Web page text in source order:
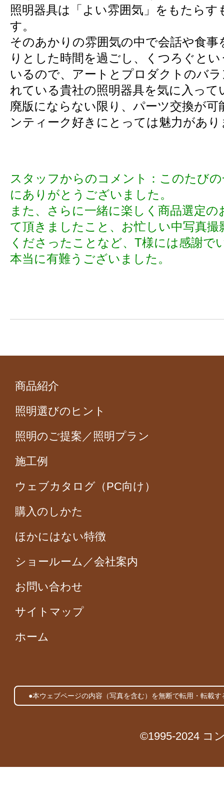
照明器具は「よい雰囲気」をもたらす
す。
そのあかりの雰囲気の中で会話や食
りとした時間を過ごし、くつろぐと
いるので、アートとプロダクトのバ
れている貴社の照明器具を気に入って
廃版にならない限り、パーツ交換が可
ンティーク好きにとっては魅力があり
スタッフからのコメント：このたび
にありがとうございました。
また、さらに一緒に楽しく商品選定
て頂きましたこと、お忙しい中写真撮
くださったことなど、T様には感謝で
本当に有難うございました。
商品紹介
照明選びのヒント
照明のご提案／照明プラン
施工例
ウェブカタログ（PC向け）
購入のしかた
ほかにはない特徴
ショールーム／会社案内
お問い合わせ
サイトマップ
ホーム
●本ウェブページの内容（写真を含む）を無断で転用・転載
©1995-2024 コ